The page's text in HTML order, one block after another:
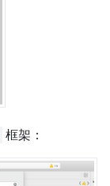
框架：